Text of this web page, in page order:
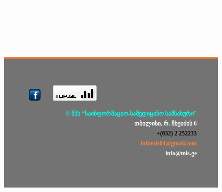
© შპს “საინფორმაციო-სამედიცინო სამსახური”
თბილისი, რ. ჩხეიძის 6
+(032) 2 252233
infomis04@gmail.com
info@mis.ge